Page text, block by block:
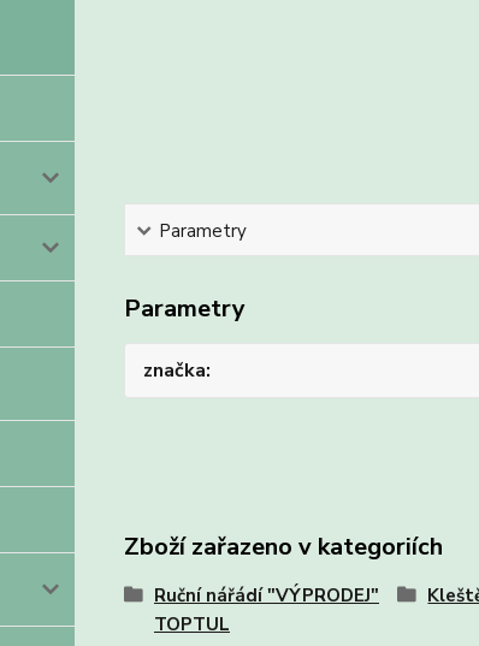
Parametry
Parametry
značka
Zboží zařazeno v kategoriích
Ruční nářádí "VÝPRODEJ"
TOPTUL